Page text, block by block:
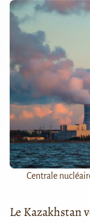
Centrale
Le Kazakhstan